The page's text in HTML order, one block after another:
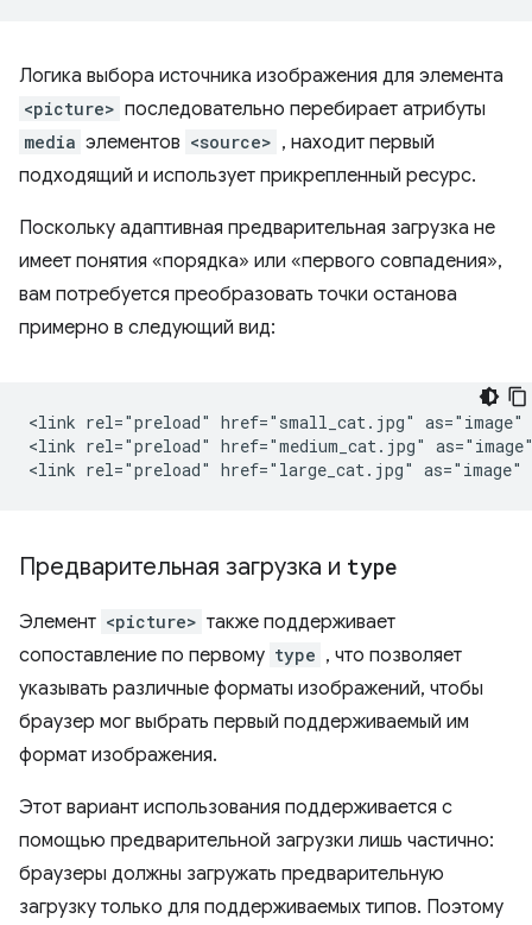
Логика выбора источника изображения для элемента
<picture> последовательно перебирает атрибуты
media элементов <source> , находит первый
подходящий и использует прикрепленный ресурс.
Поскольку адаптивная предварительная загрузка не
имеет понятия «порядка» или «первого совпадения»,
вам потребуется преобразовать точки останова
примерно в следующий вид:
<link rel="preload" href="small_cat.jpg"
<link rel="preload" href="medium_cat.jpg"
Предварительная загрузка и type
Элемент <picture> также поддерживает
сопоставление по первому type , что позволяет
указывать различные форматы изображений, чтобы
браузер мог выбрать первый поддерживаемый им
формат изображения.
Этот вариант использования поддерживается с
помощью предварительной загрузки лишь частично:
браузеры должны загружать предварительную
загрузку только для поддерживаемых типов. Поэтому